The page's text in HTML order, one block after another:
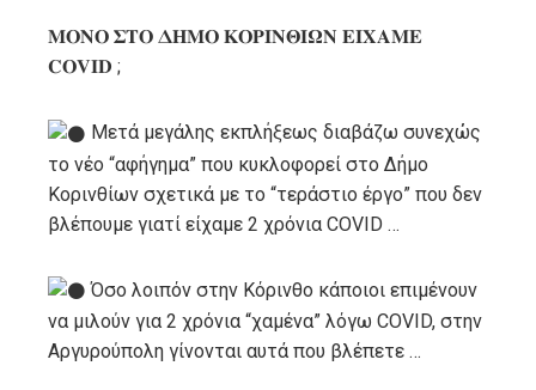
𝚳𝚶𝚴𝚶 𝚺𝚻𝚶 𝚫𝚮𝚳𝚶 𝚱𝚶𝚸𝚰𝚴𝚯𝚰𝛀𝚴 𝚬𝚰𝚾𝚨𝚳𝚬
𝐂𝐎𝐕𝐈𝐃 ;
Μετά μεγάλης εκπλήξεως διαβάζω συνεχώς
το νέο “αφήγημα” που κυκλοφορεί στο Δήμο
Κορινθίων σχετικά με το “τεράστιο έργο” που δεν
βλέπουμε γιατί είχαμε 2 χρόνια COVID …
Όσο λοιπόν στην Κόρινθο κάποιοι επιμένουν
να μιλούν για 2 χρόνια “χαμένα” λόγω COVID, στην
Αργυρούπολη γίνονται αυτά που βλέπετε …